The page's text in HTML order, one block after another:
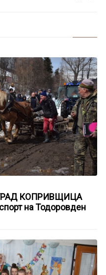
КОПРИВЩИЦА
на Тодоровден